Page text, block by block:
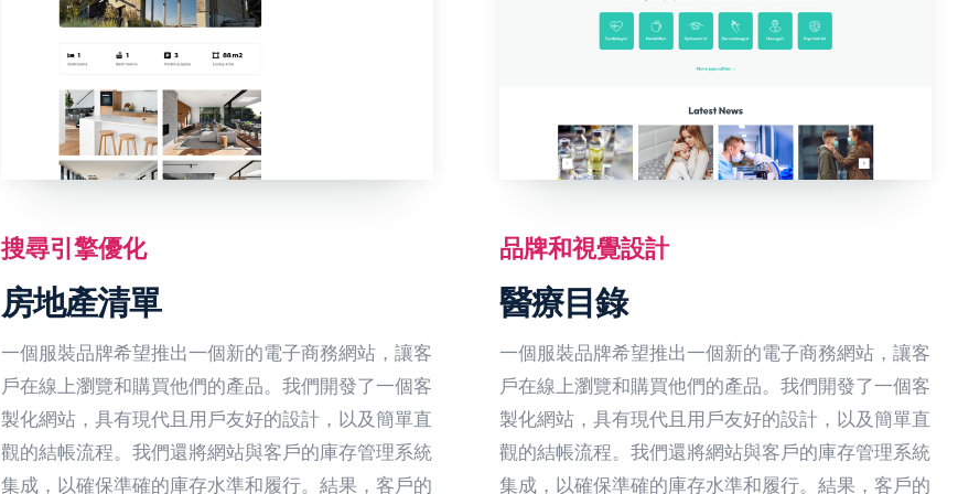
搜尋引擎優化
房地產清單
一個服裝品牌希望推出一個新的電子商務網站，讓客
戶在線上瀏覽和購買他們的產品。我們開發了一個客
製化網站，具有現代且用戶友好的設計，以及簡單直
觀的結帳流程。我們還將網站與客戶的庫存管理系統
集成，以確保準確的庫存水準和履行。結果，客戶的
品牌和視覺設計
醫療目錄
一個服裝品牌希望推出一個新的電子商務網站，讓客
戶在線上瀏覽和購買他們的產品。我們開發了一個客
製化網站，具有現代且用戶友好的設計，以及簡單直
觀的結帳流程。我們還將網站與客戶的庫存管理系統
集成，以確保準確的庫存水準和履行。結果，客戶的